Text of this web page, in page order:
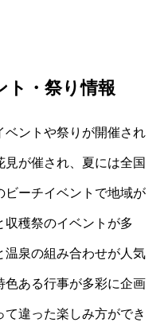
ト・祭り情報
ベントや祭りが開催され
が催され、夏には全国
ビーチイベントで地域が
収穫祭のイベントが多
温泉の組み合わせが人気
色ある行事が多彩に企画
違った楽しみ方ができ